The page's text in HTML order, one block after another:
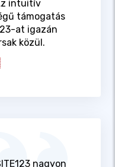
intuitív
támogatás
at igazán
közül.
nagyon